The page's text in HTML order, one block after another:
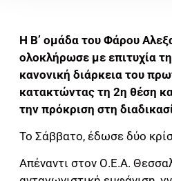
Η Β’ ομάδα του Φάρου
ολοκλήρωσε με επιτυχία
κανονική διάρκεια του
κατακτώντας τη 2η θέση
την πρόκριση στη
Το Σάββατο, έδωσε δύο
Απέναντι στον Ο.Ε.Α.